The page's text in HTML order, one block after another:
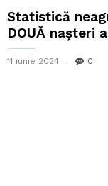
Statistică
DOUĂ nașteri
11 iunie 2024 0